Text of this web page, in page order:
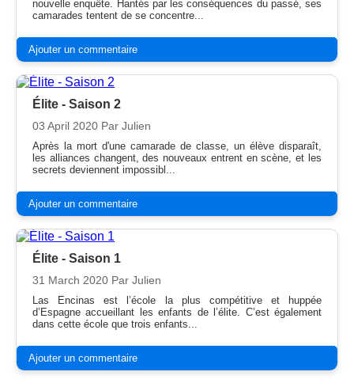
nouvelle enquête. Hantés par les conséquences du passé, ses
camarades tentent de se concentre...
Ajouter un commentaire
Élite - Saison 2
03 April 2020 Par Julien
Après la mort d'une camarade de classe, un élève disparaît,
les alliances changent, des nouveaux entrent en scène, et les
secrets deviennent impossibl...
Ajouter un commentaire
Élite - Saison 1
31 March 2020 Par Julien
Las Encinas est l’école la plus compétitive et huppée
d’Espagne accueillant les enfants de l’élite. C’est également
dans cette école que trois enfants...
Ajouter un commentaire